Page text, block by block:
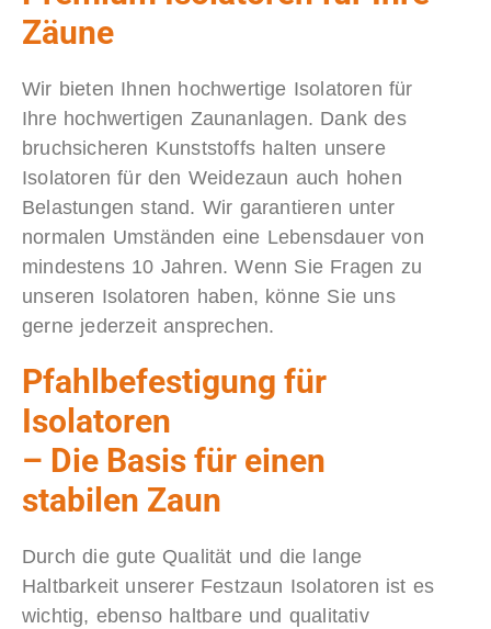
Zäune
Wir bieten Ihnen hochwertige Isolatoren für
Ihre hochwertigen Zaunanlagen. Dank des
bruchsicheren Kunststoffs halten unsere
Isolatoren für den Weidezaun auch hohen
Belastungen stand. Wir garantieren unter
normalen Umständen eine Lebensdauer von
mindestens 10 Jahren. Wenn Sie Fragen zu
unseren Isolatoren haben, könne Sie uns
gerne jederzeit ansprechen.
Pfahlbefestigung für
Isolatoren
– Die Basis für einen
stabilen Zaun
Durch die gute Qualität und die lange
Haltbarkeit unserer Festzaun Isolatoren ist es
wichtig, ebenso haltbare und qualitativ